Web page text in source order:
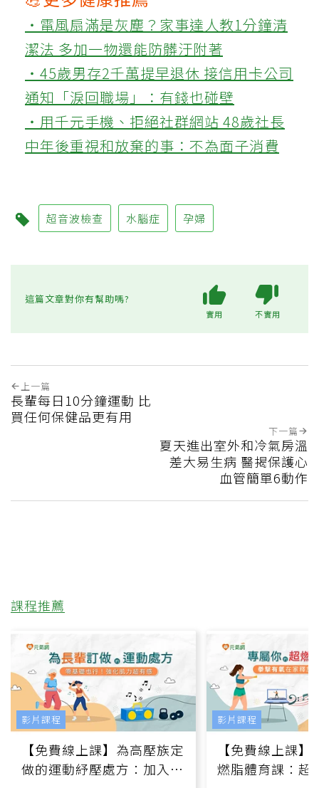
‧電風扇滿是灰塵？家事達人教1分鐘清
潔法 多加一物還能防髒汙附著
‧45歲男存2千萬提早退休 接信用卡公司
通知「淚回職場」：有錢也碰壁
‧用千元手機、拒絕社群網站 48歲社長
中年後重視和放棄的事：不為面子消費
超音波檢查 水腦症 孕婦
這篇文章對你有幫助嗎?
實用 不實用
上一篇
長輩每日10分鐘運動 比
買任何保健品更有用
下一篇
夏天進出室外和冷氣房溫
差大易生病 醫揭保護心
血管簡單6動作
課程推薦
【免費線上課】為高壓族定
做的運動紓壓處方：加入行
影片課程
【免費線上課
燃脂體育課：超
影片課程